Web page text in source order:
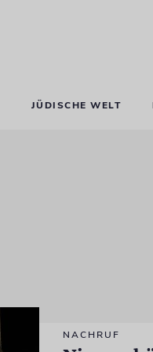
JÜDISCHE WELT
NACHRUF